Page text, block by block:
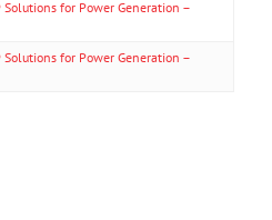
for Power Generation –
for Power Generation –